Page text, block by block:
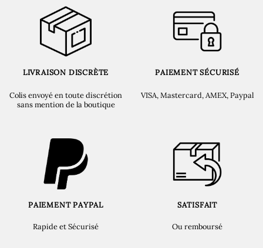
LIVRAISON DISCRÈTE
Colis envoyé en toute discrétion
sans mention de la boutique
PAIEMENT SÉCURISÉ
VISA, Mastercard, AMEX, Paypal
PAIEMENT PAYPAL
Rapide et Sécurisé
SATISFAIT
Ou remboursé